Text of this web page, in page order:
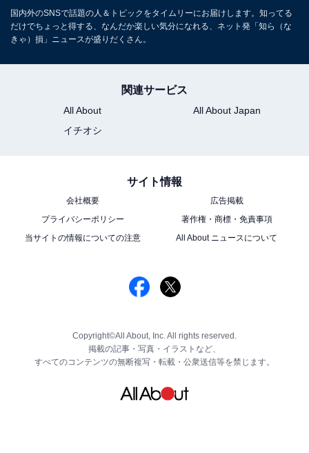
国内外のSNSで話題の人＆トピックをタイムリーにお届けします。知ってる
だけでちょっと得する、なんだか楽しい気分になれる、ネット発「知ら（な
きゃ）損」ニュースが盛りだくさん。
関連サービス
All About
All About Japan
イチオシ
サイト情報
会社概要
広告掲載
プライバシーポリシー
著作権・商標・免責事項
当サイトの情報についての注意
All About ニュースについて
Copyright©All About, Inc. All rights reserved.
掲載の記事・写真・イラストなど、
すべてのコンテンツの無断複写・転載・公衆送信等を禁じます。